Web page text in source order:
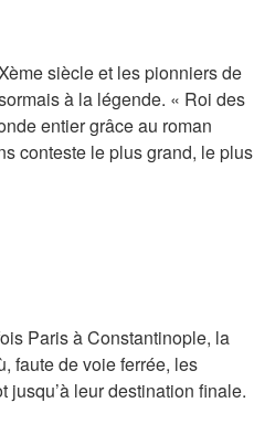
siècle et les pionniers de
à la légende. « Roi des
entier grâce au roman
conteste le plus grand, le plus
Paris à Constantinople, la
faute de voie ferrée, les
leur destination finale.